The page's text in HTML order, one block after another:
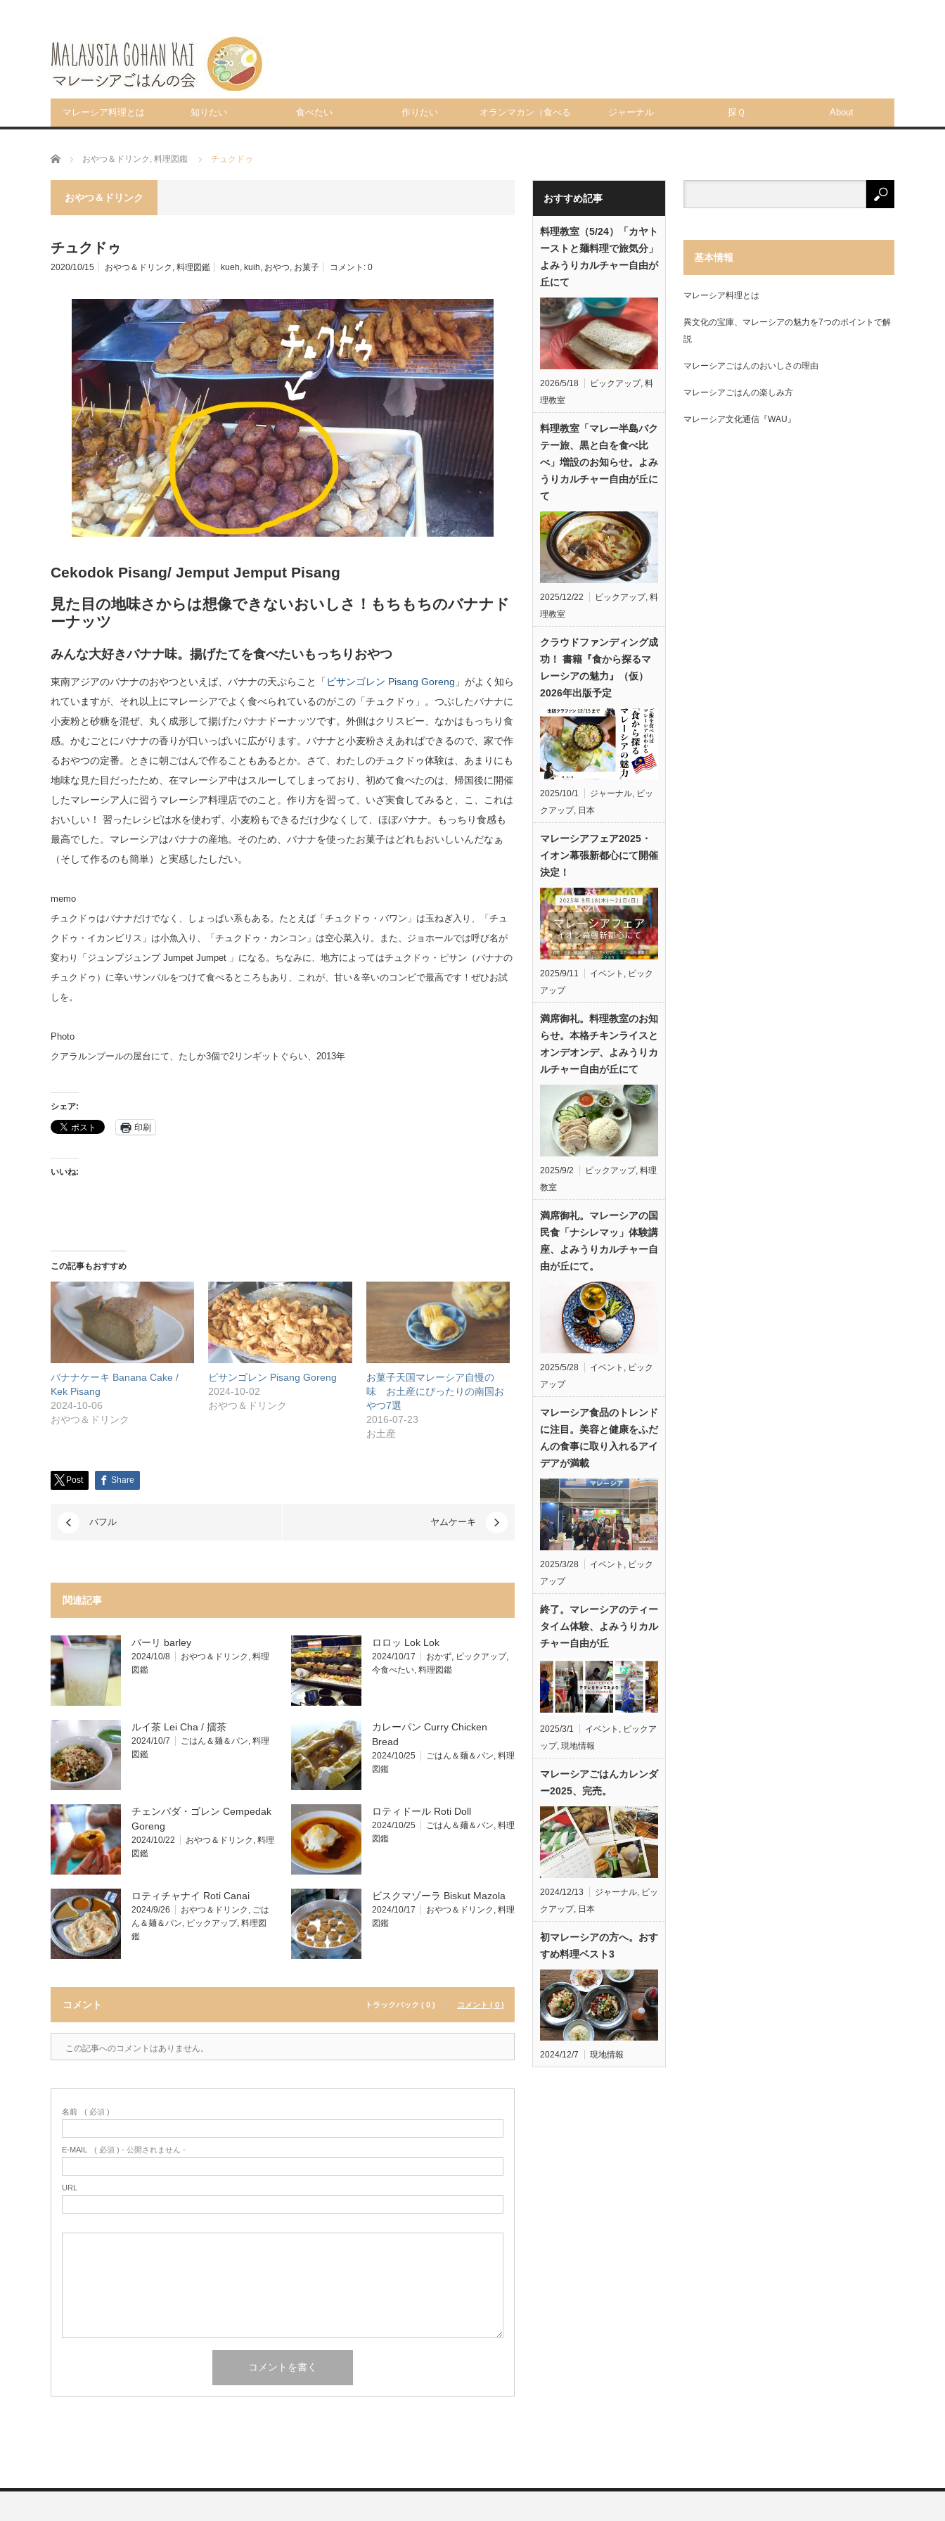
マレーシア料理とは 知りたい 食べたい 作りたい オランマカン（食べる ジャーナル 探Ｑ About
ホーム おやつ＆ドリンク , 料理図鑑 チュクドゥ
おやつ＆ドリンク
チュクドゥ
2020/10/15 おやつ＆ドリンク , 料理図鑑 kueh, kuih, おやつ, お菓子 コメント: 0
Cekodok Pisang/ Jemput Jemput Pisang
見た目の地味さからは想像できないおいしさ！もちもちのバナナド
ーナッツ
みんな大好きバナナ味。揚げたてを食べたいもっちりおやつ
東南アジアのバナナのおやつといえば、バナナの天ぷらこと「ピサンゴレン Pisang Goreng 」がよく知ら
れていますが、それ以上にマレーシアでよく食べられているのがこの「チュクドゥ」。つぶしたバナナに
小麦粉と砂糖を混ぜ、丸く成形して揚げたバナナドーナッツです。外側はクリスピー、なかはもっちり食
感。かむごとにバナナの香りが口いっぱいに広がります。バナナと小麦粉さえあればできるので、家で作
るおやつの定番。ときに朝ごはんで作ることもあるとか。さて、わたしのチュクドゥ体験は、あまりにも
地味な見た目だったため、在マレーシア中はスルーしてしまっており、初めて食べたのは、帰国後に開催
したマレーシア人に習うマレーシア料理店でのこと。作り方を習って、いざ実食してみると、こ、これは
おいしい！ 習ったレシピは水を使わず、小麦粉もできるだけ少なくして、ほぼバナナ。もっちり食感も
最高でした。マレーシアはバナナの産地。そのため、バナナを使ったお菓子はどれもおいしいんだなぁ
（そして作るのも簡単）と実感したしだい。
memo
チュクドゥはバナナだけでなく、しょっぱい系もある。たとえば「チュクドゥ・バワン」は玉ねぎ入り、「チュ
クドゥ・イカンビリス」は小魚入り、「チュクドゥ・カンコン」は空心菜入り。また、ジョホールでは呼び名が
変わり「ジュンプジュンプ Jumpet Jumpet 」になる。ちなみに、地方によってはチュクドゥ・ピサン（バナナの
チュクドゥ）に辛いサンバルをつけて食べるところもあり、これが、甘い＆辛いのコンビで最高です！ぜひお試
しを。
Photo
クアラルンプールの屋台にて、たしか3個で2リンギットぐらい、2013年
シェア:
印刷
いいね:
この記事もおすすめ
バナナケーキ Banana Cake /
Kek Pisang
2024-10-06
おやつ＆ドリンク
ピサンゴレン Pisang Goreng
2024-10-02
おやつ＆ドリンク
お菓子天国マレーシア自慢の
味 お土産にぴったりの南国お
やつ7選
2016-07-23
お土産
Post Share
バフル ヤムケーキ
関連記事
バーリ barley
2024/10/8 おやつ＆ドリンク , 料理
図鑑
ロロッ Lok Lok
2024/10/17 おかず, ピックアップ,
今食べたい, 料理図鑑
ルイ茶 Lei Cha / 擂茶
2024/10/7 ごはん＆麺＆パン, 料理
図鑑
カレーパン Curry Chicken
Bread
2024/10/25 ごはん＆麺＆パン, 料理
図鑑
チェンパダ・ゴレン Cempedak
Goreng
2024/10/22 おやつ＆ドリンク , 料理
図鑑
ロティドール Roti Doll
2024/10/25 ごはん＆麺＆パン, 料理
図鑑
ロティチャナイ Roti Canai
2024/9/26 おやつ＆ドリンク , ごは
ん＆麺＆パン, ピックアップ, 料理図
鑑
ビスクマゾーラ Biskut Mazola
2024/10/17 おやつ＆ドリンク , 料理
図鑑
コメント トラックバック ( 0 ) コメント ( 0 )
この記事へのコメントはありません。
名前 ( 必須 )
E-MAIL ( 必須 ) - 公開されません -
URL
おすすめ記事
料理教室（5/24）「カヤト
ーストと麺料理で旅気分」
よみうりカルチャー自由が
丘にて
2026/5/18 ピックアップ, 料
理教室
料理教室「マレー半島バク
テー旅、黒と白を食べ比
べ」増設のお知らせ。よみ
うりカルチャー自由が丘に
て
2025/12/22 ピックアップ, 料
理教室
クラウドファンディング成
功！ 書籍『食から探るマ
レーシアの魅力』（仮）
2026年出版予定
2025/10/1 ジャーナル, ピッ
クアップ, 日本
マレーシアフェア2025・
イオン幕張新都心にて開催
決定！
2025/9/11 イベント , ピック
アップ
満席御礼。料理教室のお知
らせ。本格チキンライスと
オンデオンデ、よみうりカ
ルチャー自由が丘にて
2025/9/2 ピックアップ, 料理
教室
満席御礼。マレーシアの国
民食「ナシレマッ」体験講
座、よみうりカルチャー自
由が丘にて。
2025/5/28 イベント , ピック
アップ
マレーシア食品のトレンド
に注目。美容と健康をふだ
んの食事に取り入れるアイ
デアが満載
2025/3/28 イベント
ピック
アップ
終了。マレーシアのティー
タイム体験、よみうりカル
チャー自由が丘
2025/3/1 イベント , ピックア
ップ, 現地情報
マレーシアごはんカレンダ
ー2025、完売。
2024/12/13 ジャーナル ピッ
クアップ, 日本
初マレーシアの方へ。おす
すめ料理ベスト3
2024/12/7 現地情報
基本情報
マレーシア料理とは
異文化の宝庫、マレーシアの魅力を7つのポイントで解
説
マレーシアごはんのおいしさの理由
マレーシアごはんの楽しみ方
マレーシア文化通信『WAU』